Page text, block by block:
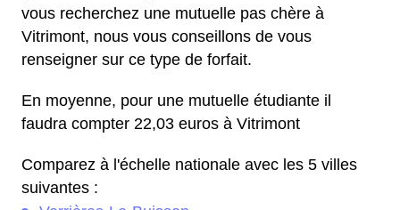
vous recherchez une mutuelle pas chère à
Vitrimont, nous vous conseillons de vous
renseigner sur ce type de forfait.
En moyenne, pour une mutuelle étudiante il
faudra compter 22,03 euros à Vitrimont
Comparez à l'échelle nationale avec les 5 villes
suivantes :